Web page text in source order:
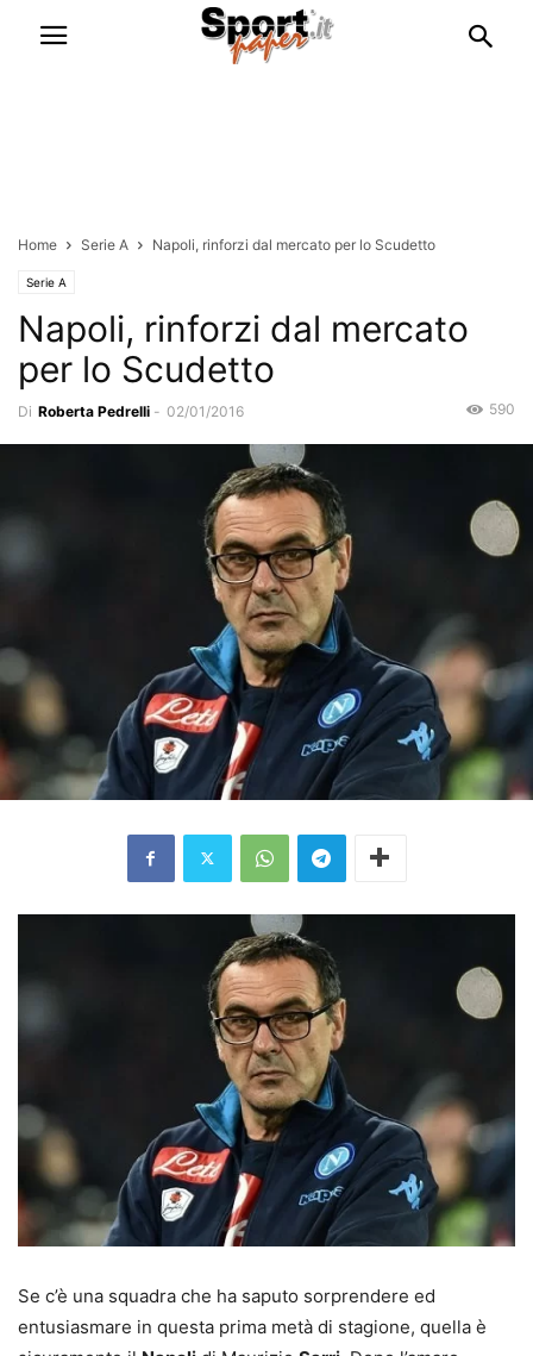
Home Serie A Napoli, rinforzi dal mercato per lo Scudetto
Serie A
Napoli, rinforzi dal mercato
per lo Scudetto
Di Roberta Pedrelli - 02/01/2016 590
Se c’è una squadra che ha saputo sorprendere ed
entusiasmare in questa prima metà di stagione, quella è